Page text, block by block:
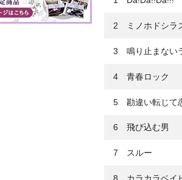
2 ミノホドシラ
3 鳴り止まない
4 青春ロック
5 勘違い転じて
6 飛び込む男
7 スルー